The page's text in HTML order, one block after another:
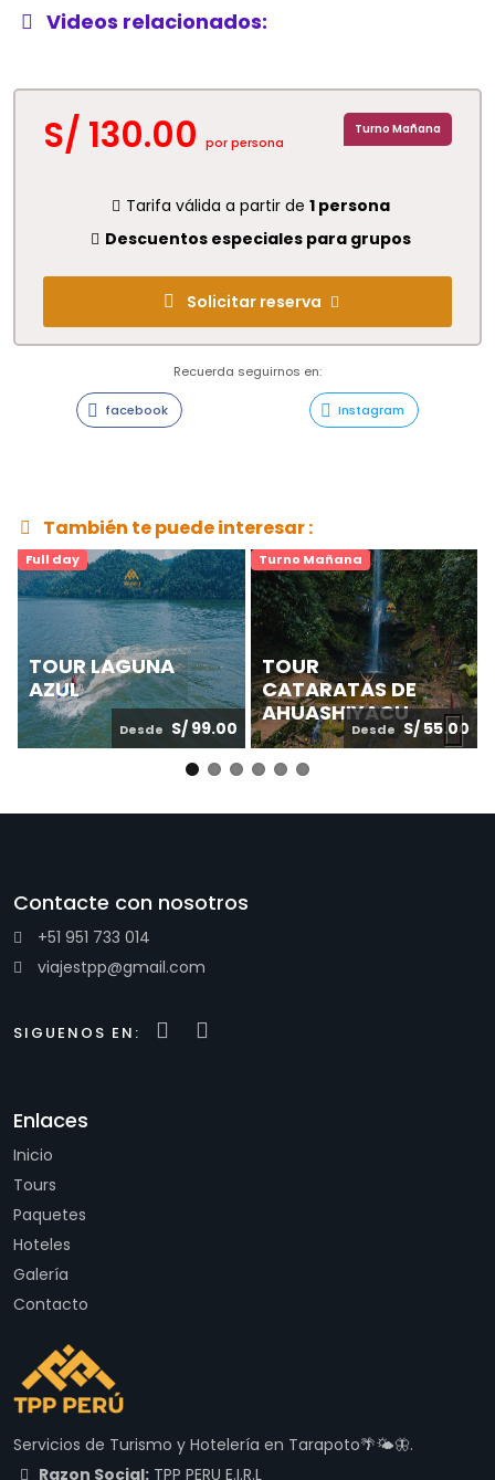
Videos relacionados:
S/ 130.00 por persona
Turno Mañana
Tarifa válida a partir de1 persona
Descuentos especiales para grupos
Solicitar reserva
Recuerda seguirnos en:
facebook Instagram
También te puede interesar :
TOUR LAGUNA
AZUL
Desde S/ 99.00
Full day
TOUR
CATARATAS DE
AHUASHIYACU
Desde S/ 55.00
Turno Mañana
Contacte con nosotros
+51 951 733 014
viajestpp@gmail.com
SIGUENOS EN:
Enlaces
Inicio
Tours
Paquetes
Hoteles
Galería
Contacto
Servicios de Turismo y Hotelería en Tarapoto🌴🌤🦋.
Razon Social:TPP PERU E.I.R.L